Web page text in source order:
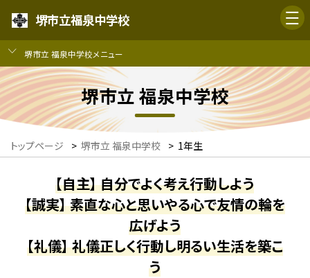
堺市立福泉中学校
堺市立 福泉中学校メニュー
堺市立 福泉中学校
トップページ > 堺市立 福泉中学校 > 1年生
【自主】 自分でよく考え行動しよう
【誠実】 素直な心と思いやる心で友情の輪を
広げよう
【礼儀】 礼儀正しく行動し明るい生活を築こ
う